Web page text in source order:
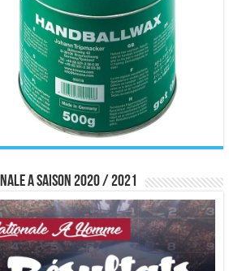
A saison 2020 / 2021